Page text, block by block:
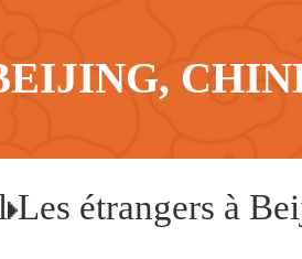
Les étrangers à